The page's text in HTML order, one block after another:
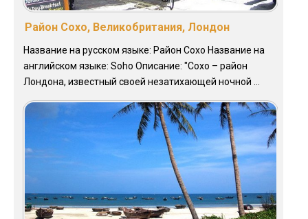
Район Сохо, Великобритания, Лондон
Название на русском языке: Район Сохо Название на
английском языке: Soho Описание: "Сохо – район
Лондона, известный своей незатихающей ночной ...